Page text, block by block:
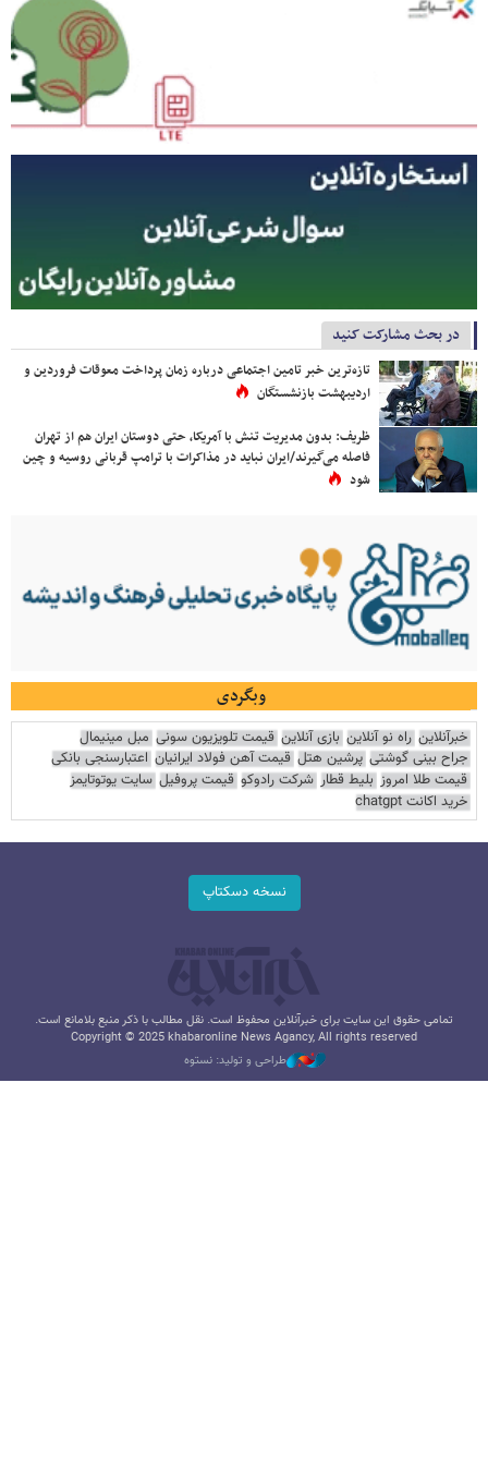
در بحث مشارکت کنید
تازه‌ترین خبر تامین اجتماعی درباره زمان پرداخت معوقات فروردین و
اردیبهشت بازنشستگان
ظریف: بدون مدیریت تنش با آمریکا، حتی دوستان ایران هم از تهران
فاصله می‌گیرند/ایران نباید در مذاکرات با ترامپ قربانی روسیه و چین
شود
وبگردی
خبرآنلاین راه نو آنلاین بازی آنلاین قیمت تلویزیون سونی مبل مینیمال
جراح بینی گوشتی پرشین هتل قیمت آهن فولاد ایرانیان اعتبارسنجی بانکی
قیمت طلا امروز بلیط قطار شرکت رادوکو قیمت پروفیل سایت یوتوتایمز
خرید اکانت chatgpt
نسخه دسکتاپ
تمامی حقوق این سایت برای خبرآنلاین محفوظ است. نقل مطالب با ذکر منبع بلامانع است.
Copyright © 2025 khabaronline News Agancy, All rights reserved
طراحی و تولید: نستوه